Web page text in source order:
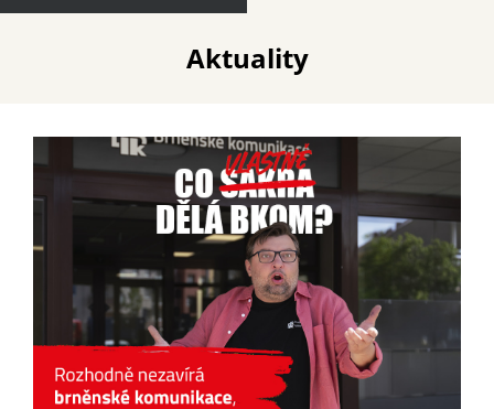
KARIÉRA
NABÍZENÉ SLUŽBY
EN
CZ
D
Aktuality